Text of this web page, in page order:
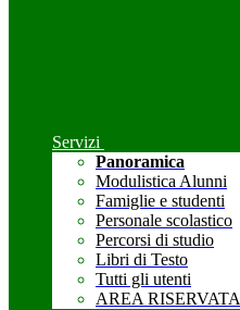
Servizi
Panoramica
Modulistica Alunni
Famiglie e studenti
Personale scolastico
Percorsi di studio
Libri di Testo
Tutti gli utenti
AREA RISERVATA